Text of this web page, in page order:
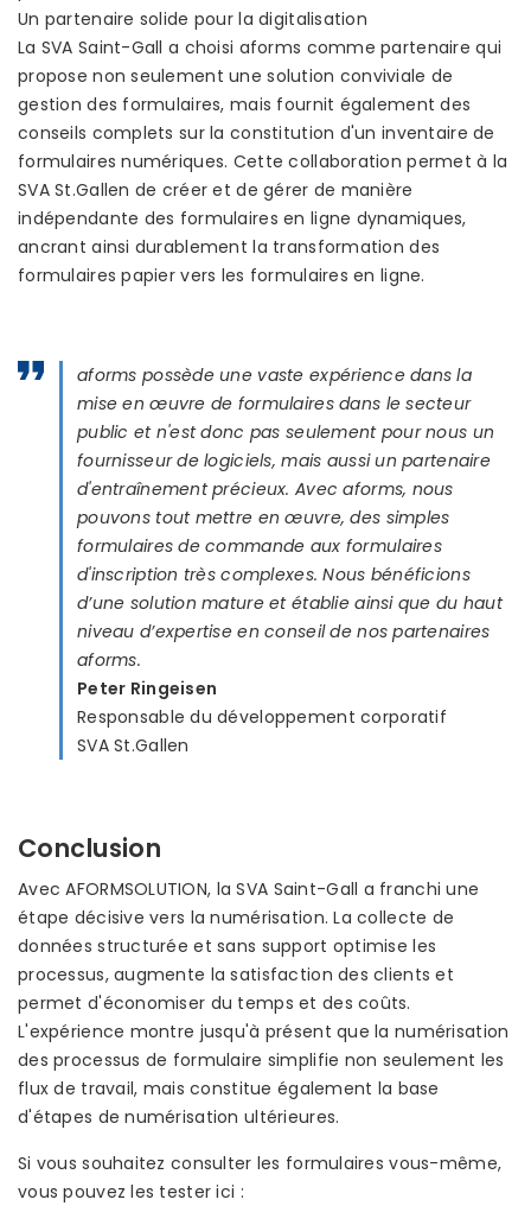
Un partenaire solide pour la digitalisation
La SVA Saint-Gall a choisi aforms comme partenaire qui
propose non seulement une solution conviviale de
gestion des formulaires, mais fournit également des
conseils complets sur la constitution d'un inventaire de
formulaires numériques. Cette collaboration permet à la
SVA St.Gallen de créer et de gérer de manière
indépendante des formulaires en ligne dynamiques,
ancrant ainsi durablement la transformation des
formulaires papier vers les formulaires en ligne.
aforms possède une vaste expérience dans la
mise en œuvre de formulaires dans le secteur
public et n'est donc pas seulement pour nous un
fournisseur de logiciels, mais aussi un partenaire
d'entraînement précieux. Avec aforms, nous
pouvons tout mettre en œuvre, des simples
formulaires de commande aux formulaires
d'inscription très complexes. Nous bénéficions
d’une solution mature et établie ainsi que du haut
niveau d’expertise en conseil de nos partenaires
aforms.
Peter Ringeisen
Responsable du développement corporatif
SVA St.Gallen
Conclusion
Avec AFORMSOLUTION, la SVA Saint-Gall a franchi une
étape décisive vers la numérisation. La collecte de
données structurée et sans support optimise les
processus, augmente la satisfaction des clients et
permet d'économiser du temps et des coûts.
L'expérience montre jusqu'à présent que la numérisation
des processus de formulaire simplifie non seulement les
flux de travail, mais constitue également la base
d'étapes de numérisation ultérieures.
Si vous souhaitez consulter les formulaires vous-même,
vous pouvez les tester ici :